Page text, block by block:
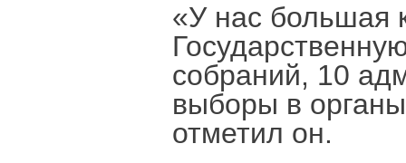
«У нас большая
собраний, 10
выборы в
отметил он.